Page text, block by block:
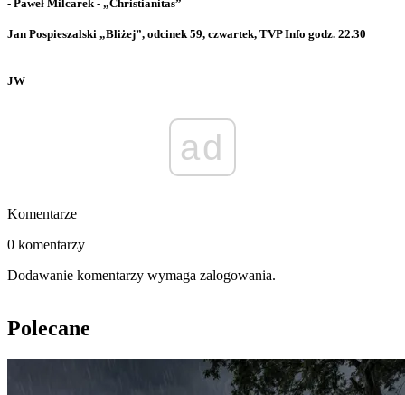
- Paweł Milcarek - „Christianitas”
Jan Pospieszalski „Bliżej”, odcinek 59, czwartek, TVP Info godz. 22.30
JW
ad
Komentarze
0 komentarzy
Dodawanie komentarzy wymaga zalogowania.
Polecane